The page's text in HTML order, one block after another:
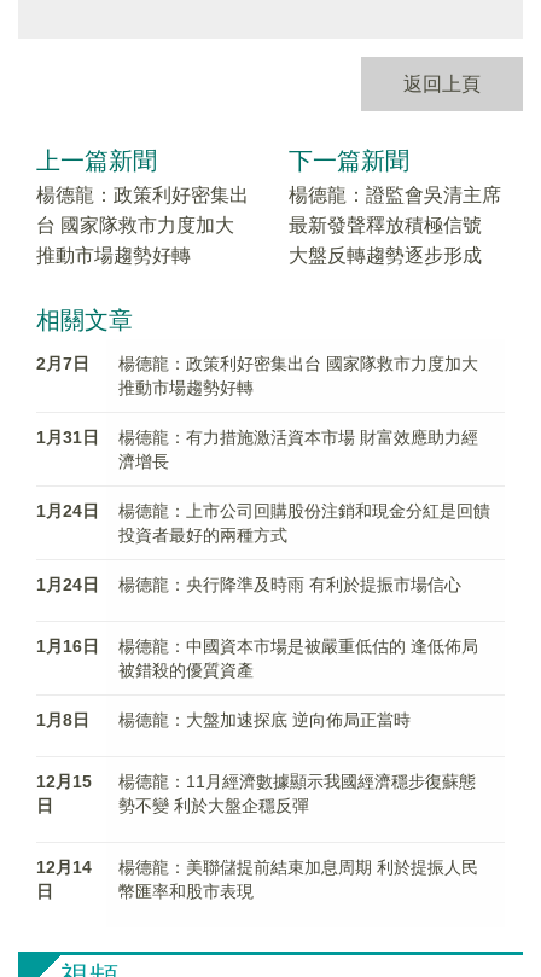
返回上頁
上一篇新聞
楊德龍：政策利好密集出
台 國家隊救市力度加大
推動市場趨勢好轉
下一篇新聞
楊德龍：證監會吳清主席
最新發聲釋放積極信號
大盤反轉趨勢逐步形成
相關文章
2月7日
楊德龍：政策利好密集出台 國家隊救市力度加大
推動市場趨勢好轉
1月31日
楊德龍：有力措施激活資本市場 財富效應助力經
濟增長
1月24日
楊德龍：上市公司回購股份注銷和現金分紅是回饋
投資者最好的兩種方式
1月24日 楊德龍：央行降準及時雨 有利於提振市場信心
1月16日
楊德龍：中國資本市場是被嚴重低估的 逢低佈局
被錯殺的優質資產
1月8日 楊德龍：大盤加速探底 逆向佈局正當時
12月15
日
楊德龍：11月經濟數據顯示我國經濟穩步復蘇態
勢不變 利於大盤企穩反彈
12月14
日
楊德龍：美聯儲提前結束加息周期 利於提振人民
幣匯率和股市表現